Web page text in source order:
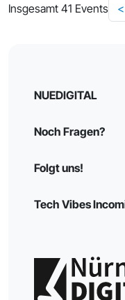
Insgesamt 41 Events <
NUEDIGITAL
Noch Fragen?
Folgt uns!
Tech Vibes